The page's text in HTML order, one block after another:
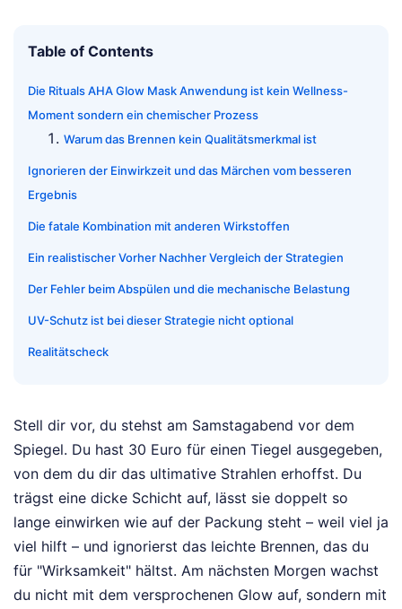
Table of Contents
Die Rituals AHA Glow Mask Anwendung ist kein Wellness-
Moment sondern ein chemischer Prozess
Warum das Brennen kein Qualitätsmerkmal ist
Ignorieren der Einwirkzeit und das Märchen vom besseren
Ergebnis
Die fatale Kombination mit anderen Wirkstoffen
Ein realistischer Vorher Nachher Vergleich der Strategien
Der Fehler beim Abspülen und die mechanische Belastung
UV-Schutz ist bei dieser Strategie nicht optional
Realitätscheck
Stell dir vor, du stehst am Samstagabend vor dem
Spiegel. Du hast 30 Euro für einen Tiegel ausgegeben,
von dem du dir das ultimative Strahlen erhoffst. Du
trägst eine dicke Schicht auf, lässt sie doppelt so
lange einwirken wie auf der Packung steht – weil viel ja
viel hilft – und ignorierst das leichte Brennen, das du
für "Wirksamkeit" hältst. Am nächsten Morgen wachst
du nicht mit dem versprochenen Glow auf, sondern mit